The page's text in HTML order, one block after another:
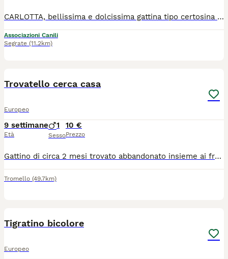
CARLOTTA, bellissima e dolcissima gattina tipo certosina nata 15.12.2015 Vaccinata, sterilizzata, microchippata, testata FIV FELV negativa Venite a conoscerla , previo appuntamento, presso il rifugio della Lega Nazionale per la Difesa del Cane Milano Via Martiri di Cefalonia 18 - SEGRATE (Mi) tel. 02 21 37 864 cell 334 8585297 rifugio@legadelcanemi.it www.legadelcanemi.it siamo in FB e X @LNDC_MI INSTAGRAM aperto tutti i giorni, tutto l'anno dalle 9,30 alle 12,00 e dalle 14,30 alle 17,00 Donaci il tuo 5 X mille, con un piccolo gesto potrai darci un grande aiuto Codice Fiscale: 97441440159
Associazioni Canili
Segrate (11.2km)
Trovatello cerca casa
Europeo
9 settimane
Età
1
Sesso
10 €
Prezzo
Gattino di circa 2 mesi trovato abbandonato insieme ai fratelli cerca casa! Ha già effettuato controlli veterinari e sverminazione
Tromello (49.7km)
Tigratino bicolore
Europeo